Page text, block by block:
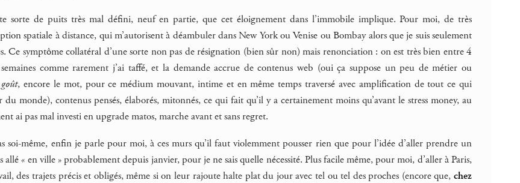
sorte de puits très mal défini, neuf en partie, que cet éloignement dans l’immobile implique. Pour moi, de très
spatiale à distance, qui m’autorisent à déambuler dans New York ou Venise ou Bombay alors que je suis seulement
Ce symptôme collatéral d’une sorte non pas de résignation (bien sûr non) mais renonciation : on est très bien entre 4
comme rarement j’ai taffé, et la demande accrue de contenus web (oui ça suppose un peu de métier ou
goût, encore le mot, pour ce médium mouvant, intime et en même temps traversé avec amplification de tout ce qui
du monde), contenus pensés, élaborés, mitonnés, ce qui fait qu’il y a certainement moins qu’avant le stress money, au
ai pas mal investi en upgrade matos, marche avant et sans regret.
soi-même, enfin je parle pour moi, à ces murs qu’il faut violemment pousser rien que pour l’idée d’aller prendre un
« en ville » probablement depuis janvier, pour je ne sais quelle nécessité. Plus facile même, pour moi, d’aller à Paris,
des trajets précis et obligés, même si on leur rajoute halte plat du jour avec tel ou tel des proches (encore que,chez